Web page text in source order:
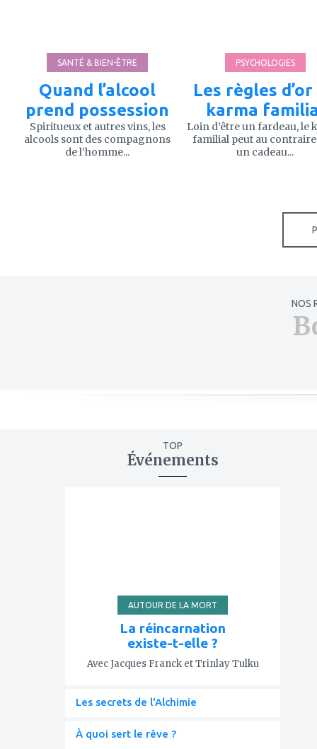
SANTÉ & BIEN-ÊTRE
Quand l’alcool
prend possession
Spiritueux et autres vins, les
alcools sont des compagnons
de l’homme...
PSYCHOLOGIES
Les règles d’or
karma
Loin d’être un fardeau, le
familial peut au
un cadeau...
NOS
TOP
Événements
AUTOUR DE LA MORT
La réincarnation
existe-t-elle ?
Avec Jacques Franck et Trinlay Tulku
Les secrets de l'Alchimie
À quoi sert le rêve ?